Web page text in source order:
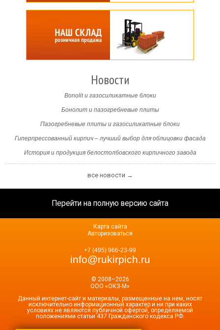
Новости
Bonolit и газосиликатные блоки
Бонолит и пазогребневые плиты
Пазогребневые плиты и газосиликатные блоки
Гиперпрессованный кирпич – лучший выбор для облицовки фасада
История и продукция белостолбовского кирпичного завода
все новости →
Перейти на полную версию сайта
© 2008–2026
ООО «ОКЗ-М»
Данный интернет-сайт и материалы, размещенные на нем, носят
исключительно информационный характер и ни при каких
условиях не являются публичной офертой, определяемой
положениями статьи 437 Гражданского кодекса РФ.
+7 (495) 966-23-99
info@rukirpich.ru
Карта сайта
Авторизоваться